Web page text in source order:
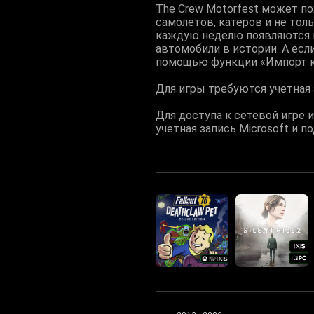
The Crew Motorfest может
самолетов, катеров и не
каждую неделю появляются
автомобили в истории. А
помощью функции «Импорт
Для игры требуются
Для доступа к сетевой игре
учетная запись Microsoft и